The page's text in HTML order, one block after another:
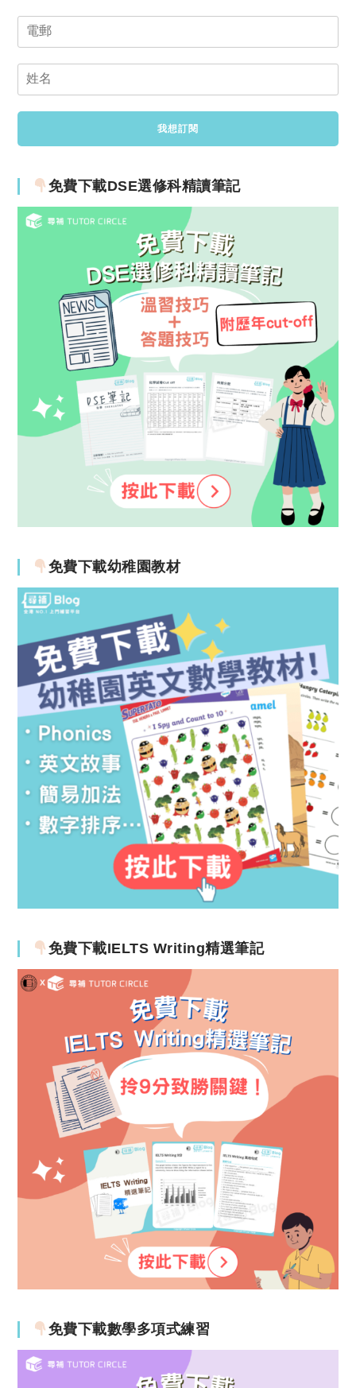
免費下載DSE選修科精讀筆記
免費下載幼稚園教材
免費下載IELTS Writing精選筆記
免費下載數學多項式練習